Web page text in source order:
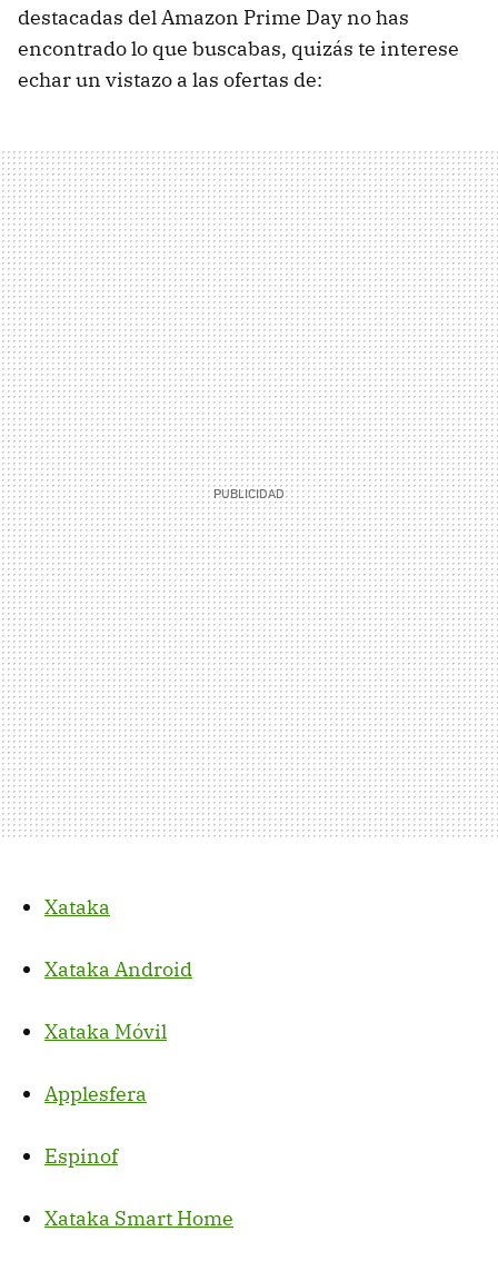
destacadas del Amazon Prime Day no has
encontrado lo que buscabas, quizás te interese
echar un vistazo a las ofertas de:
Xataka
Xataka Android
Xataka Móvil
Applesfera
Espinof
Xataka Smart Home